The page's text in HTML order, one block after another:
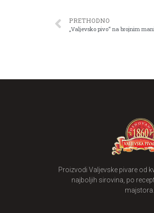
PRETHODNO
„Valjevsko pivo“ na brojnim
Proizvodi Valjevske pivare od
najboljih sirovina, po
majstora…